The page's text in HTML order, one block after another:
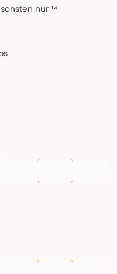
nur ¹⁴